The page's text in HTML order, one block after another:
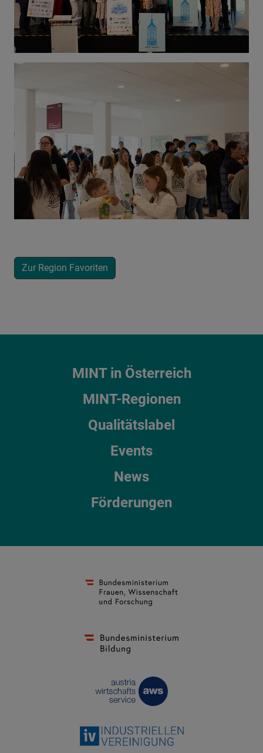
Zur Region Favoriten
MINT in Österreich
MINT-Regionen
Qualitätslabel
Events
News
Förderungen